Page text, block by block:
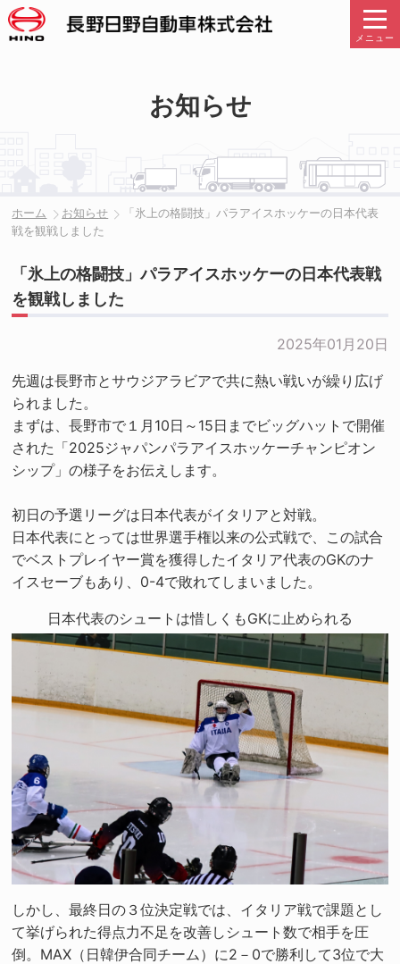
メニュー
お知らせ
ホーム お知らせ
「氷上の格闘技」パラアイスホッケーの日本代表
戦を観戦しました
「氷上の格闘技」パラアイスホッケーの日本代表戦
を観戦しました
2025年01月20日
先週は長野市とサウジアラビアで共に熱い戦いが繰り広げ
られました。
まずは、長野市で１月10日～15日までビッグハットで開催
された「2025ジャパンパラアイスホッケーチャンピオン
シップ」の様子をお伝えします。
初日の予選リーグは日本代表がイタリアと対戦。
日本代表にとっては世界選手権以来の公式戦で、この試合
でベストプレイヤー賞を獲得したイタリア代表のGKのナ
イスセーブもあり、0-4で敗れてしまいました。
日本代表のシュートは惜しくもGKに止められる
しかし、最終日の３位決定戦では、イタリア戦で課題とし
て挙げられた得点力不足を改善しシュート数で相手を圧
倒。MAX（日韓伊合同チーム）に2－0で勝利して3位で大